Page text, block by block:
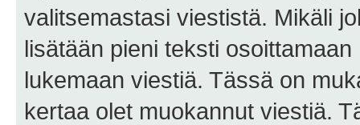
valitsemastasi viestistä. Mikäli
lisätään pieni teksti
lukemaan viestiä. Tässä on
kertaa olet muokannut viestiä.